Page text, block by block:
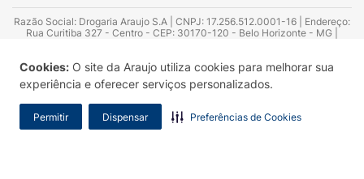
Cookies: O site da Araujo utiliza cookies para melhorar sua
experiência e oferecer serviços personalizados.
Permitir Dispensar Preferências de Cookies
Razão Social: Drogaria Araujo S.A | CNPJ: 17.256.512.0001-16 | Endereço:
Rua Curitiba 327 - Centro - CEP: 30170-120 - Belo Horizonte - MG |
Azevedo Guimarães – CRF 10.965 | Yasmin Silva Alvarenga – CRF 52.584 -
Consultor substituto: Thiago Aguiar Pinheiro - CRF Nº 13.748. Alvará
Sanitário: 2025020713 | Autorização de Funcionamento da Empresa (AFE):